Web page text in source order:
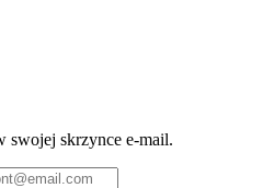
swojej skrzynce e-mail.